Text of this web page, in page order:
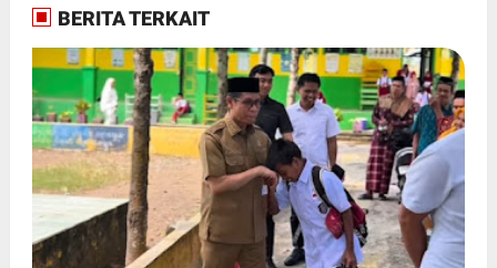
BERITA TERKAIT